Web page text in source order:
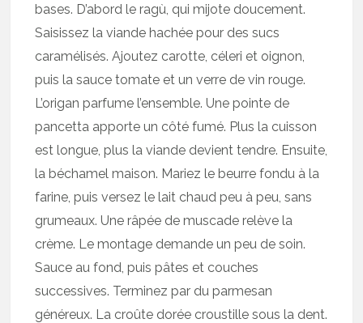
bases. D’abord le ragù, qui mijote doucement.
Saisissez la viande hachée pour des sucs
caramélisés. Ajoutez carotte, céleri et oignon,
puis la sauce tomate et un verre de vin rouge.
L’origan parfume l’ensemble. Une pointe de
pancetta apporte un côté fumé. Plus la cuisson
est longue, plus la viande devient tendre. Ensuite,
la béchamel maison. Mariez le beurre fondu à la
farine, puis versez le lait chaud peu à peu, sans
grumeaux. Une râpée de muscade relève la
crème. Le montage demande un peu de soin.
Sauce au fond, puis pâtes et couches
successives. Terminez par du parmesan
généreux. La croûte dorée croustille sous la dent.